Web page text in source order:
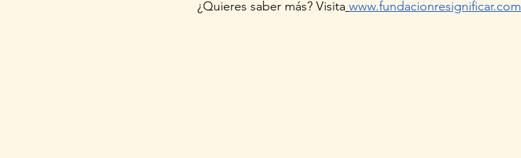
¿Quieres saber más? Visita www.fundacionresignificar.com